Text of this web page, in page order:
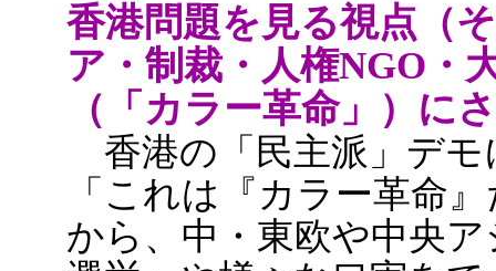
香港問題を見る視点（
ア・制裁・人権NGO・
（「カラー革命」）に
香港の「民主派」デモ
「これは『カラー革命
から、中・東欧や中央